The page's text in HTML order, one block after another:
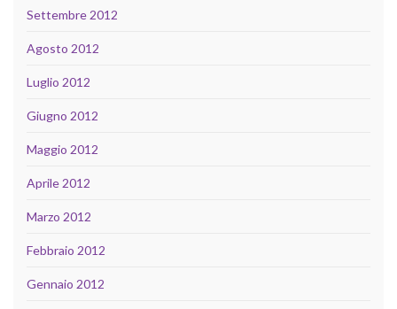
Settembre 2012
Agosto 2012
Luglio 2012
Giugno 2012
Maggio 2012
Aprile 2012
Marzo 2012
Febbraio 2012
Gennaio 2012